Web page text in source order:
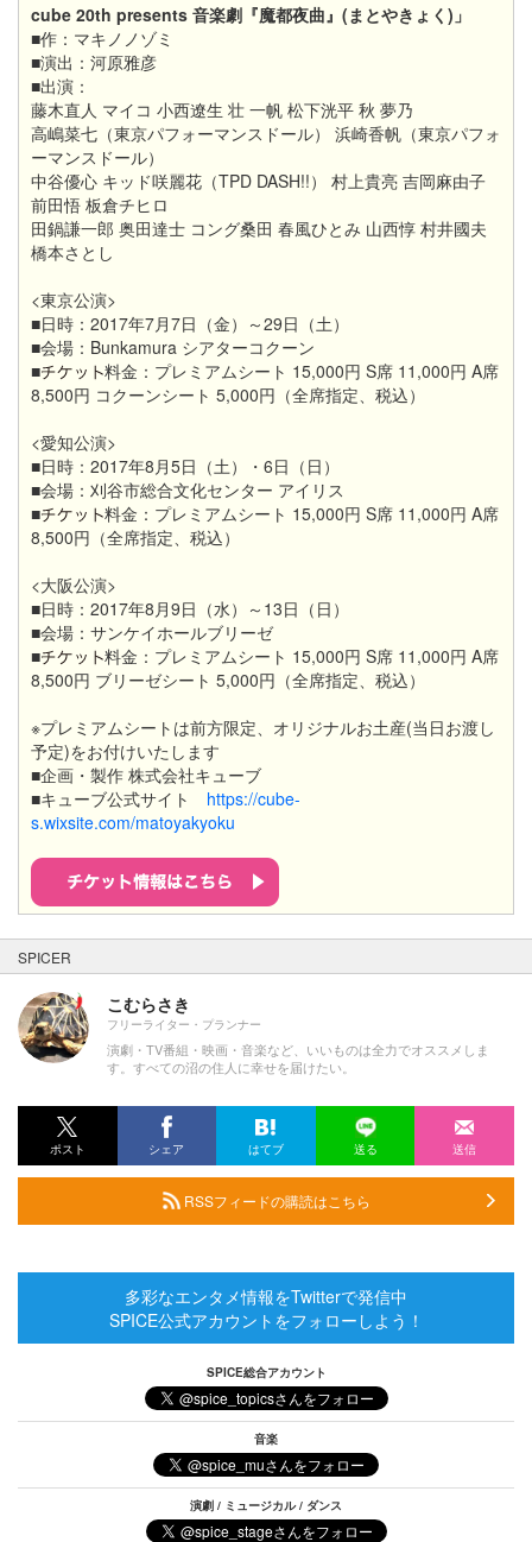
cube 20th presents 音楽劇『魔都夜曲』(まとやきょく)」
■作：マキノノゾミ
■演出：河原雅彦
■出演：
藤木直人 マイコ 小西遼生 壮 一帆 松下洸平 秋 夢乃
高嶋菜七（東京パフォーマンスドール） 浜崎香帆（東京パフォ
ーマンスドール）
中谷優心 キッド咲麗花 （TPD DASH!!）
村上貴亮 吉岡麻由子
前田悟 板倉チヒロ
田鍋謙一郎 奥田達士 コング桑田 春風ひとみ 山西惇 村井國夫
橋本さとし
<東京公演>
■日時：2017年7月7日（金）～29日（土）
■会場：Bunkamura シアターコクーン
■
料金：プレミアムシート 15,000円 S席 11,000円 A席
8,500円 コクーンシート 5,000円（全席指定、税込）
<愛知公演>
■日時：2017年8月5日（土）・6日（日）
■会場：刈谷市総合文化センター アイリス
■
料金：プレミアムシート 15,000円 S席 11,000円 A席
8,500円（全席指定、税込）
<大阪公演>
■日時：2017年8月9日（水）～13日（日）
■会場：サンケイホールブリーゼ
■
料金：プレミアムシート 15,000円 S席 11,000円 A席
8,500円 ブリーゼシート 5,000円（全席指定、税込）
※プレミアムシートは前方限定、オリジナルお土産(当日お渡し
予定)をお付けいたします
■企画・製作 株式会社キューブ
■キューブ公式サイト https://cube-
s.wixsite.com/matoyakyoku
SPICER
こむらさき
フリーライター・プランナー
演劇・TV番組・映画・音楽など、いいものは全力でオススメしま
す。すべての沼の住人に幸せを届けたい。
ポスト シェア はてブ 送る 送信
RSSフィードの購読はこちら
多彩なエンタメ情報をTwitterで発信中
SPICE公式アカウントをフォローしよう！
SPICE総合アカウント
音楽
演劇 / ミュージカル / ダンス